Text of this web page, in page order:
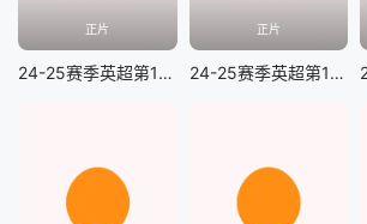
正片
24-25赛季英超第13轮 布莱顿VS南安普顿
正片
24-25赛季英超第13轮 热刺vs富勒姆